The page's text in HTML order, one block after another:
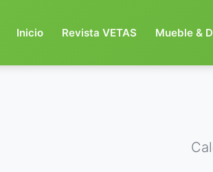
Inicio(current)
Revista VETAS Mueble &